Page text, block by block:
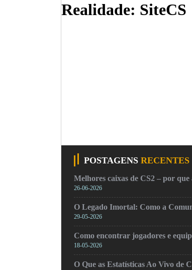
Realidade: SiteCS
POSTAGENS RECENTES
Melhores caixas de CS2 – por
26-06-2026
O Legado Imortal: Como a
29-05-2026
Como encontrar jogadores e
18-05-2026
O Que as Estatísticas Ao Vivo de